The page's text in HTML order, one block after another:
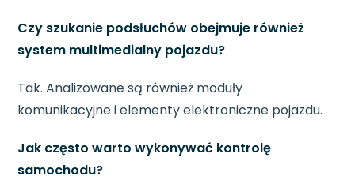
Czy szukanie podsłuchów obejmuje również
system multimedialny pojazdu?
Tak. Analizowane są również moduły
komunikacyjne i elementy elektroniczne pojazdu.
Jak często warto wykonywać kontrolę
samochodu?